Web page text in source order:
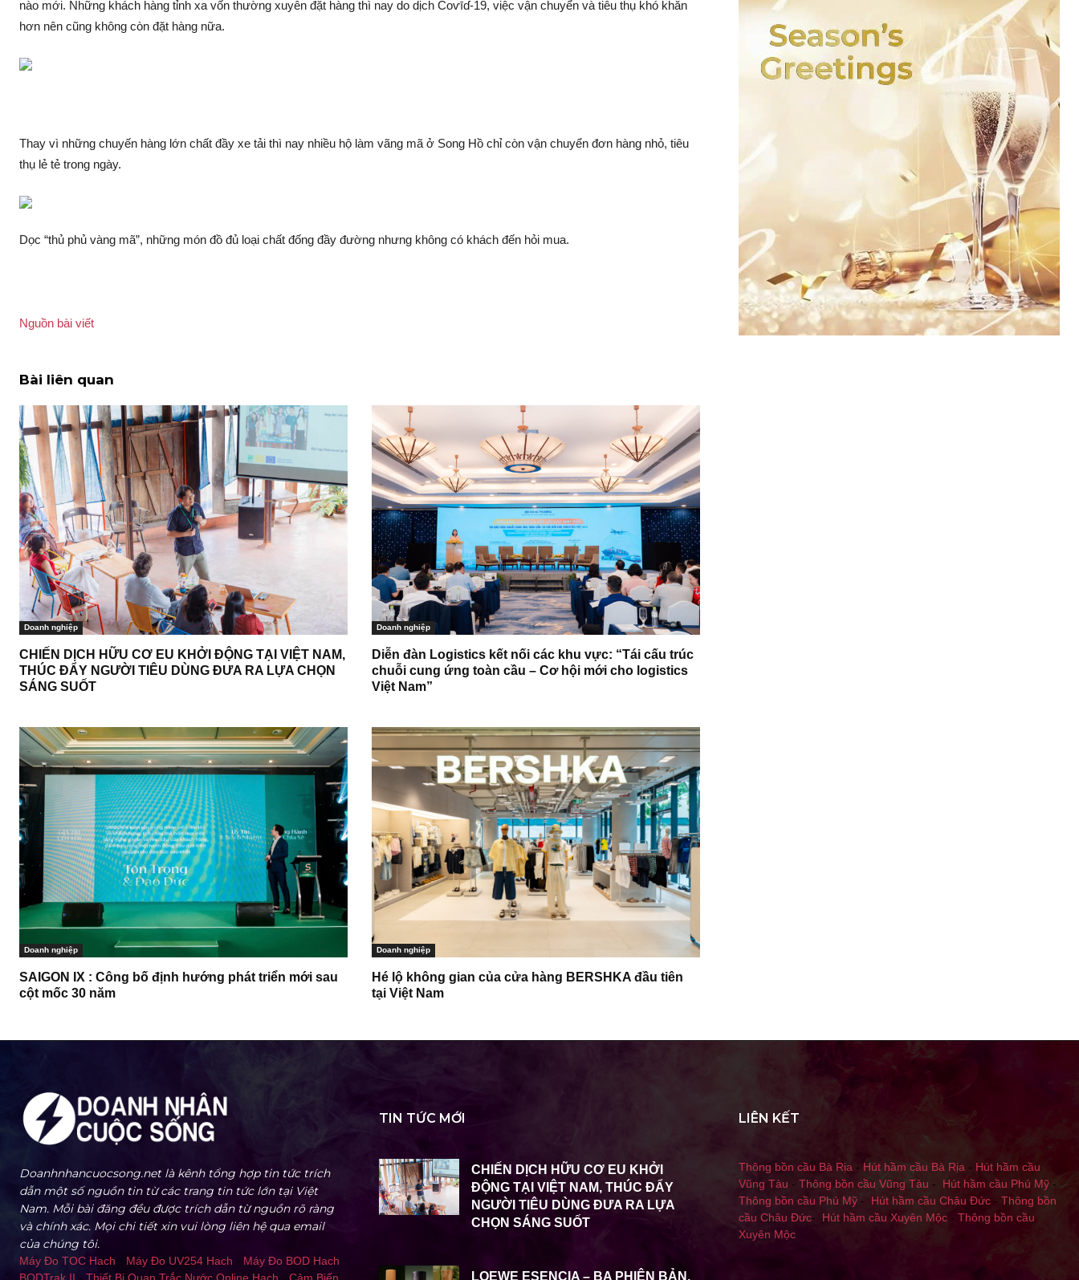
nào mới. Những khách hàng tỉnh xa vốn thường xuyên đặt hàng thì nay do dịc‌h Coѵīɗ-19, việc vận chuyển và tiêu thụ kh‌ó khă‌n
hơn nên cũng không còn đặt hàng nữa.
Thay vì những chuyến hàng lớn chất đầy xe tải thì nay nhiều hộ làm vãng mã ở Song Hồ chỉ còn vận chuyển đơn hàng nhỏ, tiêu
thụ lẻ tẻ trong ngày.
Dọc “thủ phủ vàng mã”, những món đồ đủ loại chất đống đầy đường nhưng không có khách đến hỏi mua.
Nguồn bài viết
Bài liên quan
Doanh nghiệp
CHIẾN DỊCH HỮU CƠ EU KHỞI ĐỘNG TẠI VIỆT NAM,
THÚC ĐẨY NGƯỜI TIÊU DÙNG ĐƯA RA LỰA CHỌN
SÁNG SUỐT
Doanh nghiệp
Diễn đàn Logistics kết nối các khu vực: “Tái cấu trúc
chuỗi cung ứng toàn cầu – Cơ hội mới cho logistics
Việt Nam”
Doanh nghiệp
SAIGON IX : Công bố định hướng phát triển mới sau
cột mốc 30 năm
Doanh nghiệp
Hé lộ không gian của cửa hàng BERSHKA đầu tiên
tại Việt Nam
Doanhnhancuocsong.net là kênh tổng hợp tin tức trích
dẫn một số nguồn tin từ các trang tin tức lớn tại Việt
Nam. Mỗi bài đăng đều được trích dẫn từ nguồn rõ ràng
và chính xác. Mọi chi tiết xin vui lòng liên hệ qua email
của chúng tôi.
Máy Đo TOC Hach Máy Đo UV254 Hach - Máy Đo BOD Hach
TIN TỨC MỚI
CHIẾN DỊCH HỮU CƠ EU KHỞI
ĐỘNG TẠI VIỆT NAM, THÚC ĐẨY
NGƯỜI TIÊU DÙNG ĐƯA RA LỰA
CHỌN SÁNG SUỐT
LOEWE ESENCIA – BA PHIÊN BẢN,
LIÊN KẾT
Thông bồn cầu Bà Rịa - Hút hầm cầu Bà Rịa - Hút hầm cầu
Vũng Tàu - Thông bồn cầu Vũng Tàu - Hút hầm cầu Phú Mỹ -
Thông bồn cầu Phú Mỹ - Hút hầm cầu Châu Đức - Thông bồn
cầu Châu Đức- Hút hầm cầu Xuyên Mộc - Thông bồn cầu
Xuyên Mộc